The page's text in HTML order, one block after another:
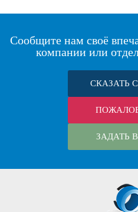
Сообщите нам своё
компании или
СКАЗАТЬ
ЗАДАТЬ